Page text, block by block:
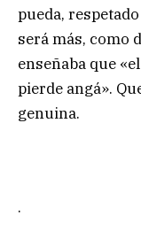
pueda,
será más, como
enseñaba que
pierde angá».
genuina.
.